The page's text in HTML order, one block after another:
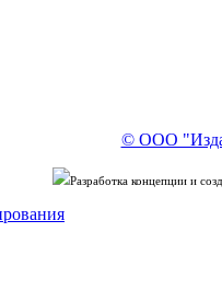
© ООО
Разработка концепции и